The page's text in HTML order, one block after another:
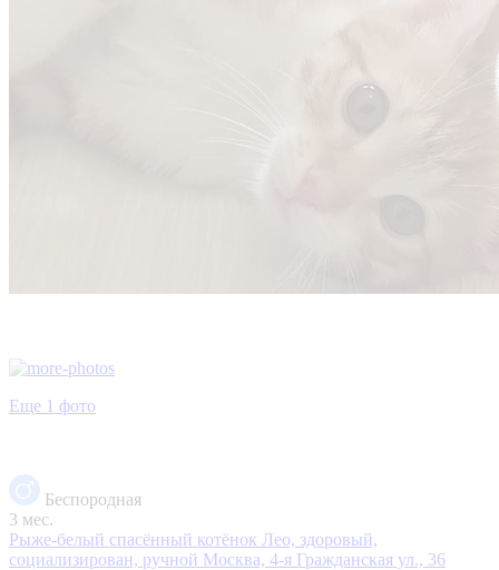
Еще 1 фото
Беспородная
3 мес.
Рыже-белый спасённый котёнок Лео, здоровый,
социализирован, ручной Москва, 4-я Гражданская ул., 36